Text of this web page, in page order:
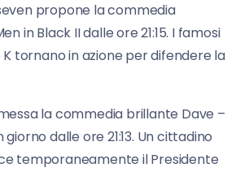
propone la commedia
in Black II dalle ore 21:15. I famosi
tornano in azione per difendere la
la commedia brillante Dave –
dalle ore 21:13. Un cittadino
temporaneamente il Presidente